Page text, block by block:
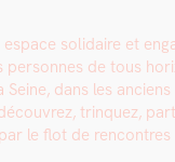
espace sol­idaire et
per­son­nes de tous
dans les
trin­quez,
le flot de ren­con­tres